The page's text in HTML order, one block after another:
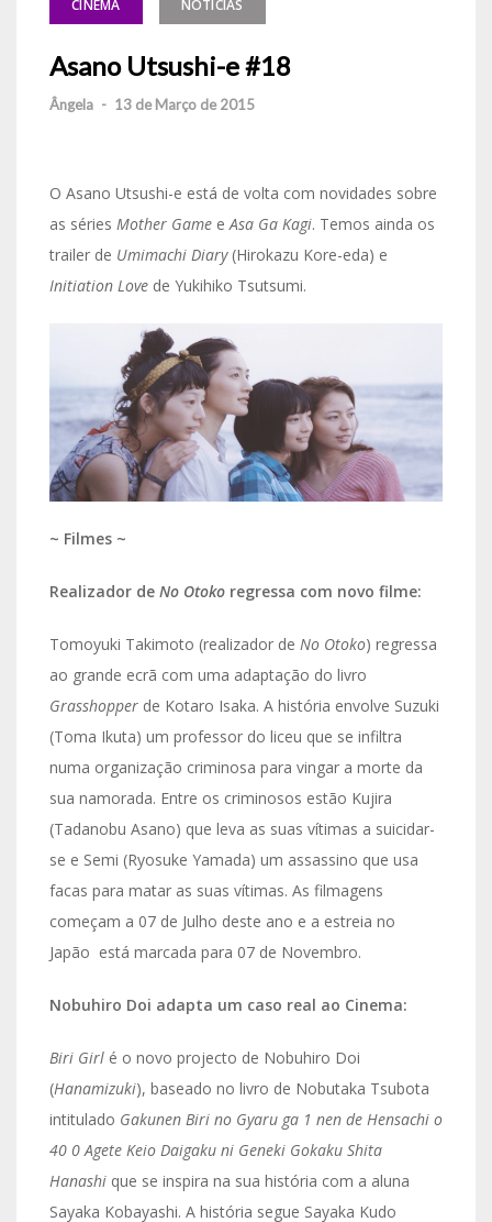
CINEMA NOTÍCIAS
Asano Utsushi-e #18
Ângela - 13 de Março de 2015
O Asano Utsushi-e está de volta com novidades sobre
as séries Mother Game eAsa Ga Kagi. Temos ainda os
trailer de Umimachi Diary(Hirokazu Kore-eda) e
Initiation Love de Yukihiko Tsutsumi.
~ Filmes ~
Realizador de No Otoko regressa com novo filme:
Tomoyuki Takimoto (realizador de No Otoko) regressa
ao grande ecrã com uma adaptação do livro
Grasshopper de Kotaro Isaka. A história envolve Suzuki
(Toma Ikuta) um professor do liceu que se infiltra
numa organização criminosa para vingar a morte da
sua namorada. Entre os criminosos estão Kujira
(Tadanobu Asano) que leva as suas vítimas a suicidar-
se e Semi (Ryosuke Yamada) um assassino que usa
facas para matar as suas vítimas. As filmagens
começam a 07 de Julho deste ano e a estreia no
Japão está marcada para 07 de Novembro.
Nobuhiro Doi adapta um caso real ao Cinema:
Biri Girl é o novo projecto de Nobuhiro Doi
(Hanamizuki), baseado no livro de Nobutaka Tsubota
intitulado Gakunen Biri no Gyaru ga 1 nen de Hensachi o
40 0 Agete Keio Daigaku ni Geneki Gokaku Shita
Hanashi que se inspira na sua história com a aluna
Sayaka Kobayashi. A história segue Sayaka Kudo